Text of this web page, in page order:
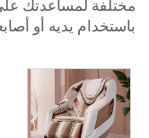
مختلفة لمساعدتك
باستخدام يديه أو